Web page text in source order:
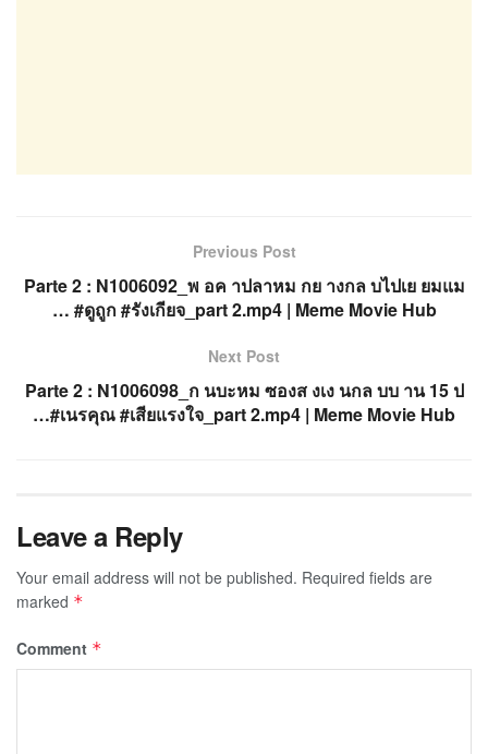
Previous Post
Parte 2 : N1006092_พ อค าปลาหม กย างกล บไปเย ยมแม
… #ดูถูก #รังเกียจ_part 2.mp4 | Meme Movie Hub
Next Post
Parte 2 : N1006098_ก นบะหม ซองส งเง นกล บบ าน 15 ป
…#เนรคุณ #เสียแรงใจ_part 2.mp4 | Meme Movie Hub
Leave a Reply
Your email address will not be published. Required fields are
marked *
Comment *